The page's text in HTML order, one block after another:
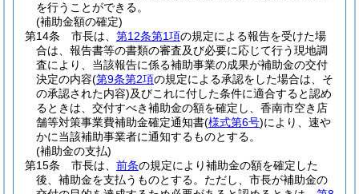
を行うことができる。
(補助金額の確定)
第14条
市長は、 第12条第1項の規定による報告を受けた場
合は、報告書等の書類の審査及び必要に応じて行う現地調
査により、当該報告に係る補助事業の成果が補助金の交付
決定の内容(第9条第2項の規定による承認をした場合は、そ
の承認された内容)及びこれに付した条件に適合すると認め
るときは、交付すべき補助金の額を確定し、香南市空き店
舗等対策事業費補助金確定通知書(様式第6号)により、速や
かに当該補助事業者に通知するものとする。
(補助金の支払)
第15条
市長は、 前条の規定により補助金の額を確定した
後、補助金を支払うものとする。 ただし、市長が補助金の